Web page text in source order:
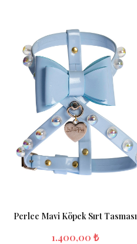
Perlee Mavi Köpek Sırt Tasması
1.400,00 ₺